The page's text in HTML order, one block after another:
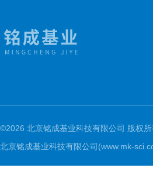
©2026 北京铭成基业科技有限公司 版权
北京铭成基业科技有限公司(www.mk-